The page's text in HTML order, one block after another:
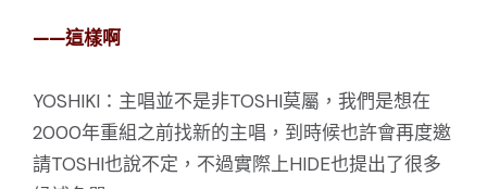
——這樣啊
YOSHIKI：主唱並不是非TOSHI莫屬，我們是想在
2000年重組之前找新的主唱，到時候也許會再度邀
請TOSHI也說不定，不過實際上HIDE也提出了很多